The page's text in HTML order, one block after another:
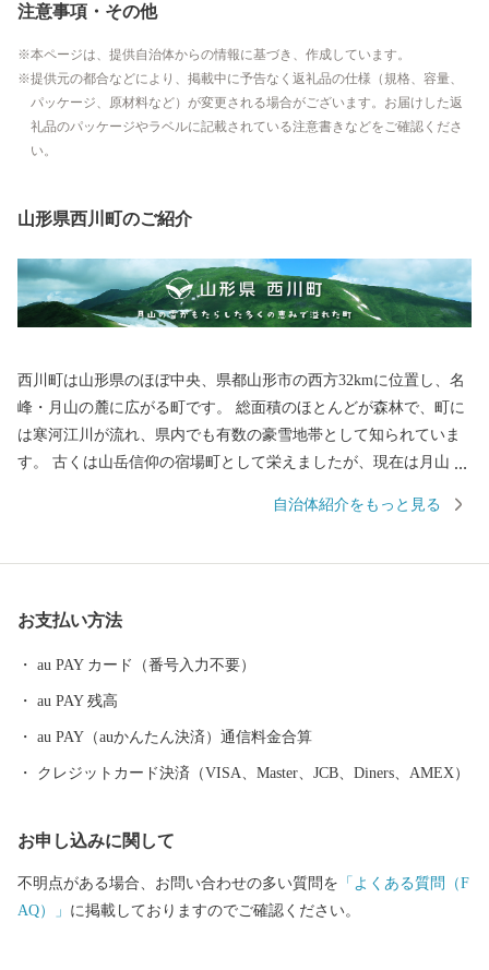
注意事項・その他
本ページは、提供自治体からの情報に基づき、作成しています。
提供元の都合などにより、掲載中に予告なく返礼品の仕様（規格、容量、
パッケージ、原材料など）が変更される場合がございます。お届けした返
礼品のパッケージやラベルに記載されている注意書きなどをご確認くださ
い。
山形県西川町のご紹介
西川町は山形県のほぼ中央、県都山形市の西方32kmに位置し、名
峰・月山の麓に広がる町です。 総面積のほとんどが森林で、町に
は寒河江川が流れ、県内でも有数の豪雪地帯として知られていま
す。 古くは山岳信仰の宿場町として栄えましたが、現在は月山の
に蓄えられた水を利用し、地ビールや地酒の販売、月山湖大噴水
自治体紹介をもっと見る
お支払い方法
au PAY カード（番号入力不要）
au PAY 残高
au PAY（auかんたん決済）通信料金合算
クレジットカード決済（VISA、Master、JCB、Diners、AMEX）
お申し込みに関して
不明点がある場合、お問い合わせの多い質問を 「よくある質問（F
AQ）」 に掲載しておりますのでご確認ください。